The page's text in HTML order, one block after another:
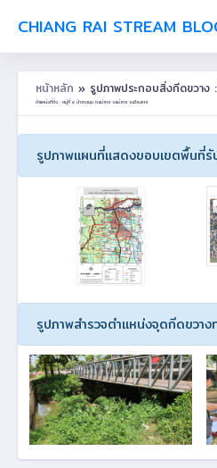
CHIANG RAI STREAM
หน้าหลัก » รูปภาพประกอบสิ่งกีดขวา
ตำแหน่งที่ตั้ง : หมู่ที่ 6 ป่ายางชุม ต.แม่สาย อ.แม่สาย จ.เชียงราย
รูปภาพแผนที่แสดงขอบเขตพื้นที่รั
รูปภาพสำรวจตำแหน่งจุดกีดขวาง